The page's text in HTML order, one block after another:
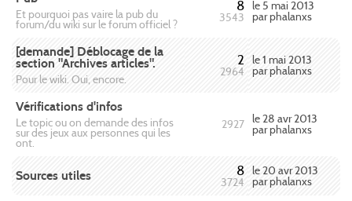
Et pourquoi pas vaire la pub du
forum/du wiki sur le forum officiel ?
8
3543
le 5 mai 2013
par phalanxs
[demande] Déblocage de la
section "Archives articles".
Pour le wiki. Oui, encore.
2
2964
le 1 mai 2013
par phalanxs
Vérifications d'infos
Le topic ou on demande des infos
sur des jeux aux personnes qui les
ont.
2927 le 28 avr 2013
par phalanxs
Sources utiles 8
3724
le 20 avr 2013
par phalanxs